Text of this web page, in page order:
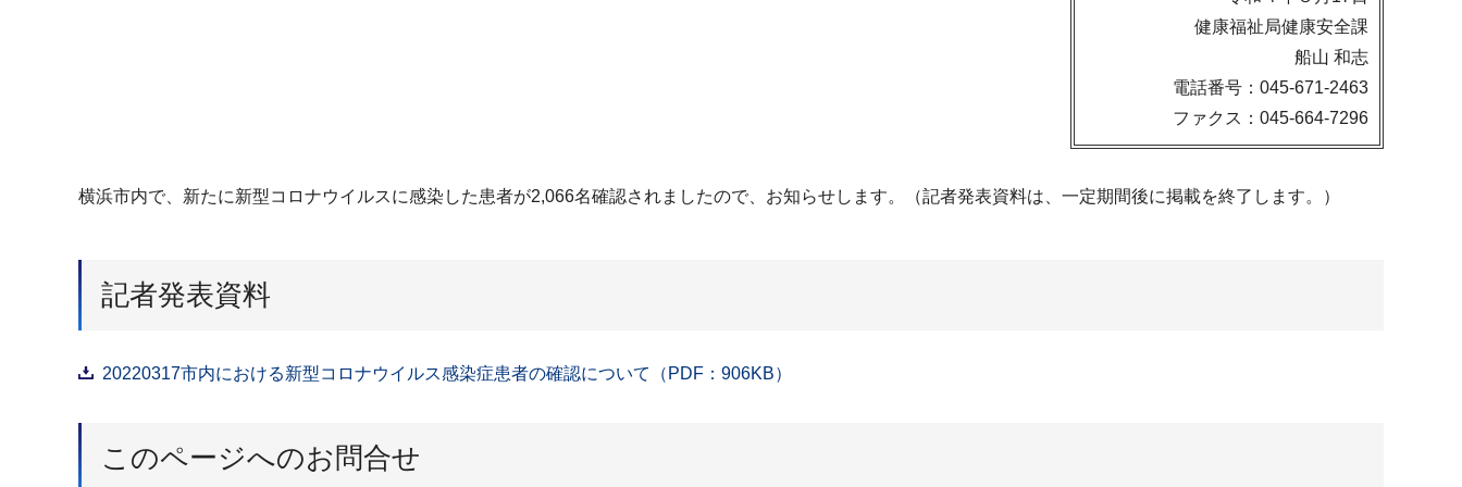
健康福祉局健康安全課
船山 和志
電話番号：045-671-2463
ファクス：045-664-7296
横浜市内で、新たに新型コロナウイルスに感染した患者が2,066名確認されましたので、お知らせします。（記者発表資料は、一定期間後に掲載を終了します。）
記者発表資料
20220317市内における新型コロナウイルス感染症患者の確認について（PDF：906KB）
このページへのお問合せ